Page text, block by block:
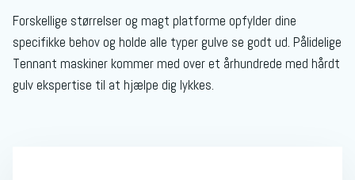
Forskellige størrelser og magt platforme opfylder dine
specifikke behov og holde alle typer gulve se godt ud. Pålidelige
Tennant maskiner kommer med over et århundrede med hårdt
gulv ekspertise til at hjælpe dig lykkes.